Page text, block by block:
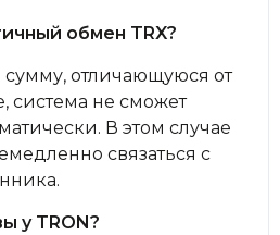
обмен TRX?
сумму, отличающуюся от
система не сможет
В этом случае
связаться с
у TRON?